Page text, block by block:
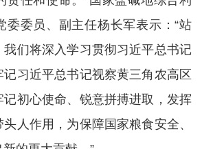
委委员、副主任杨长军表示：“站
们将深入学习贯彻习近平总书记
习近平总书记视察黄三角农高区
记初心使命、锐意拼搏进取，发挥
人作用，为保障国家粮食安全、